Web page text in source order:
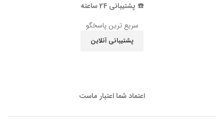
☎️ پشتیبانی 24 ساعته
سریع ترین پاسخگو
پشتیبانی آنلاین
اعتماد شما اعتبار ماست